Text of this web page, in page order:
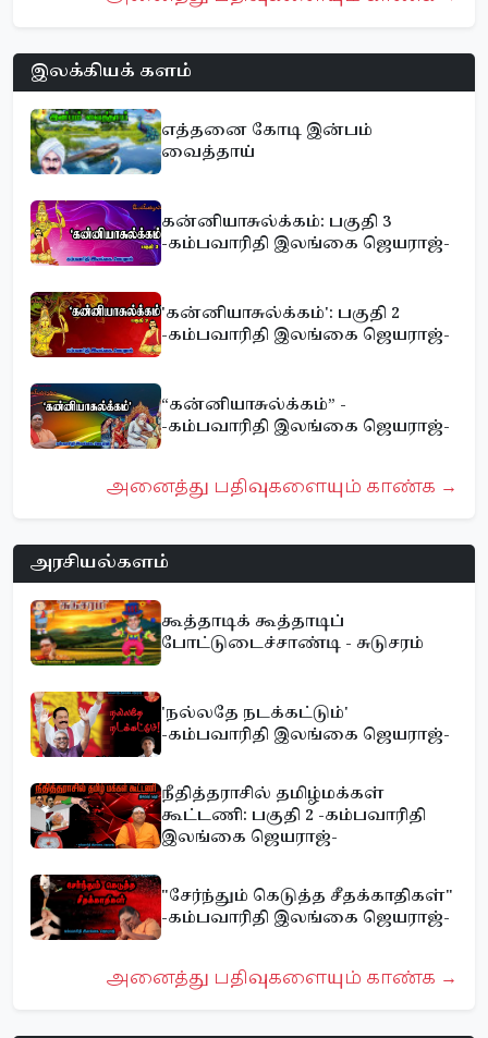
இலக்கியக் களம்
எத்தனை கோடி இன்பம்
வைத்தாய்
கன்னியாசுல்க்கம்: பகுதி 3
-கம்பவாரிதி இலங்கை ஜெயராஜ்-
'கன்னியாசுல்க்கம்': பகுதி 2
-கம்பவாரிதி இலங்கை ஜெயராஜ்-
“கன்னியாசுல்க்கம்” -
-கம்பவாரிதி இலங்கை ஜெயராஜ்-
அனைத்து பதிவுகளையும் காண்க →
அரசியல்களம்
கூத்தாடிக் கூத்தாடிப்
போட்டுடைச்சாண்டி - சுடுசரம்
'நல்லதே நடக்கட்டும்'
-கம்பவாரிதி இலங்கை ஜெயராஜ்-
நீதித்தராசில் தமிழ்மக்கள்
கூட்டணி: பகுதி 2 -கம்பவாரிதி
இலங்கை ஜெயராஜ்-
"சேர்ந்தும் கெடுத்த சீதக்காதிகள்"
-கம்பவாரிதி இலங்கை ஜெயராஜ்-
அனைத்து பதிவுகளையும் காண்க →